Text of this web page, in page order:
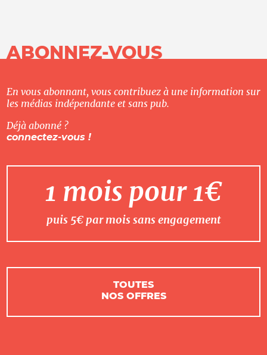
ABONNEZ-VOUS
En vous abonnant, vous contribuez à une information sur
les médias indépendante et sans pub.
Déjà abonné ?
connectez-vous !
1 mois pour 1€
puis 5€ par mois sans engagement
TOUTES
NOS OFFRES